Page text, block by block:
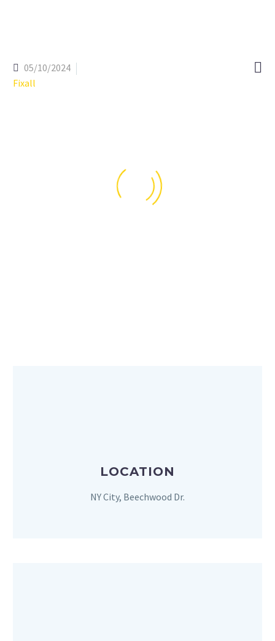

05/10/2024
Fixall
LOCATION
NY City, Beechwood Dr.